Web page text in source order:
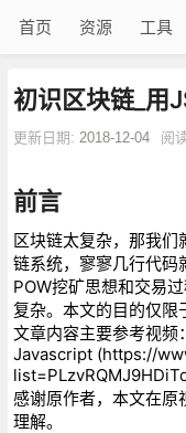
首页 资源 工具
初识区块链_用
更新日期: 2018-12-04 阅
前言
区块链太复杂，那我
链系统，寥寥几行代码
POW挖矿思想和交易
复杂。本文的目的仅限
文章内容主要参考视
Javascript (https://
感谢原作者，本文在原
理解。